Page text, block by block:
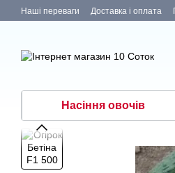
Перейти до основного контенту
Наші переваги Доставка і оплата
Насіння овочів